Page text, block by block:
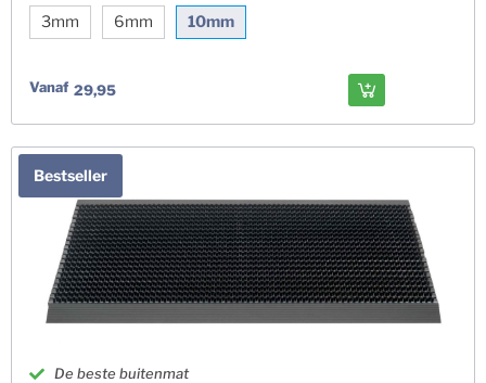
3mm 6mm 10mm
Vanaf 29,95
Bestseller
De beste buitenmat